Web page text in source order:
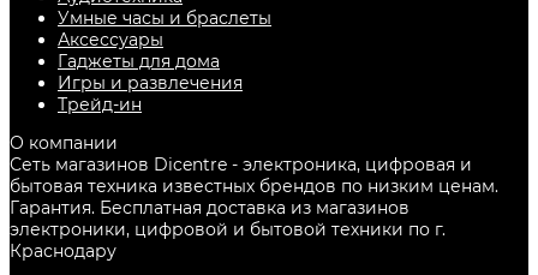
Умные часы и браслеты
Аксессуары
Гаджеты для дома
Игры и развлечения
Трейд-ин
О компании
Сеть магазинов Dicentre - электроника, цифровая и
бытовая техника известных брендов по низким ценам.
Гарантия. Бесплатная доставка из магазинов
электроники, цифровой и бытовой техники по г.
Краснодару